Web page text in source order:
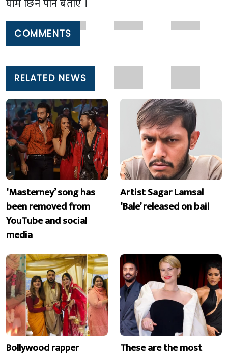
COMMENTS
RELATED NEWS
‘Masterney’ song has
been removed from
YouTube and social
media
Artist Sagar Lamsal
‘Bale’ released on bail
Bollywood rapper
These are the most